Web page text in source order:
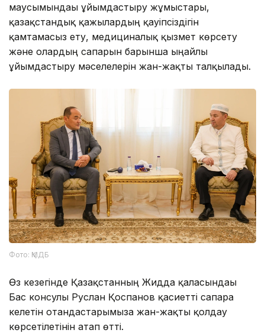
маусымындағы ұйымдастыру жұмыстары,
қазақстандық қажылардың қауіпсіздігін
қамтамасыз ету, медициналық қызмет көрсету
және олардың сапарын барынша ыңғайлы
ұйымдастыру мәселелерін жан-жақты талқылады.
Фото: ҚМДБ
Өз кезегінде Қазақстанның Жидда қаласындағы
Бас консулы Руслан Қоспанов қасиетті сапарға
келетін отандастарымызға жан-жақты қолдау
көрсетілетінін атап өтті.